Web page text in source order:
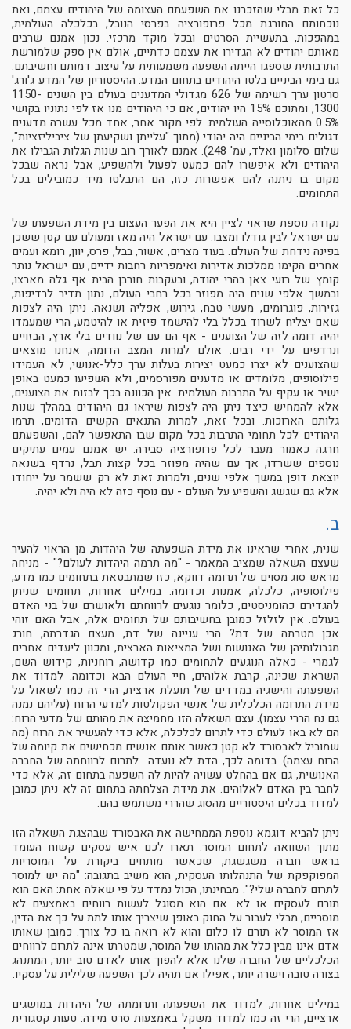
כל זאת מבלי שהזכרנו את השפעתם העצומה של היהודים עצמם, ואת
נוכחותם החורגת מכל פרופורציה בפרסי הנובל, בכלכלה העולמית,
במהפכות, בתעשיית הסרטים ובכל מוקד מרכזי. נכון אמנם שרבים
מאותם יהודים לא הגדירו את עצמם כדתיים, אולם אין ספק שלמורשת
התרבותית שספגו הייתה השפעה משמעותית על עיצוב דמותם וחשיבתם.
גם בימי הביניים בלטו היהודים בתחום המדע: ההיסטוריון של המדע ג'ורג'
סרטון ערך רשימה של 626 מגדולי המדענים בעולם בין השנים 1150-
1300, ומתוכם 15% היו יהודים, אם כי היהודים מנו אז לפי נתוניו בקושי
0.5% מהאוכלוסייה העולמית. לפי מקור אחר, אחד מכל עשרה מדענים
דגולים בימי הביניים היה יהודי (מתוך "עלייתן ושקיעתן של ציביליזציות",
שלום סלומון ואלד, עמ' 248). אמנם לאורך רוב שנות הגלות הגבילו את
היהודים ולא איפשרו להם כמעט לפעול ולהשפיע, אבל נראה שבכל
מקום בו ניתנה להם אפשרות כזו, הם התבלטו מיד כמובילים בכל
התחומים.
נקודה נוספת שראוי לציין היא את הפער העצום בין מידת השפעתו של
עם ישראל לבין גודלו ומצבו. עם ישראל היה מאז ומעולם עם קטן ששכן
בפינה נידחת של העולם. בעוד מצרים, אשור, בבל, פרס, יוון, רומא ועמים
אחרים הקימו ממלכות אדירות ואימפריות רחבות ידיים, עם ישראל נותר
קומץ של רועי צאן בהרי יהודה, ובעקבות חורבן הבית אף גלה מארצו,
ובמשך אלפי שנים היה מפוזר בכל רחבי העולם, נתון תדיר לרדיפות,
גזירות, פוגרומים, מעשי טבח, גירוש, אפליה ושנאה. ניתן היה לצפות
שאם יצליח לשרוד בכלל בלי להישמד פיזית או להיטמע, הרי שמעמדו
יהיה דומה לזה של הצוענים - אף הם עם של נוודים בלי ארץ, הבזויים
ונרדפים על ידי רבים. אולם למרות המצב הדומה, אנחנו מוצאים
שהצוענים לא יצרו כמעט יצירות בעלות ערך כלל-אנושי, לא העמידו
פילוסופים, מלומדים או מדענים מפורסמים, ולא השפיעו כמעט באופן
ישיר או עקיף על התרבות העולמית. אין הכוונה בכך לבזות את הצוענים,
אלא להמחיש כיצד ניתן היה לצפות שיראו גם היהודים במהלך שנות
גלותם הארוכות. ובכל זאת, למרות התנאים הקשים הדומים, תרמו
היהודים לכל תחומי התרבות בכל מקום שבו התאפשר להם, והשפעתם
חרגה כאמור מעבר לכל פרופורציה סבירה. יש אמנם עמים עתיקים
נוספים ששרדו, אך עם שהיה מפוזר בכל קצות תבל, נרדף בשנאה
יוצאת דופן במשך אלפי שנים, ולמרות זאת לא רק ששמר על ייחודו
אלא גם שגשג והשפיע על העולם - עם נוסף כזה לא היה ולא יהיה.
ב.
שנית, אחרי שראינו את מידת השפעתה של היהדות, מן הראוי להעיר
שעצם השאלה שמציב המאמר - "מה תרמה היהדות לעולם?" - מניחה
מראש סוג מסוים של תרומה דווקא, כזו שמתבטאת בתחומים כמו מדע,
פילוסופיה, כלכלה, אמנות וכדומה. במילים אחרות, תחומים שניתן
להגדירם כהומניסטים, כלומר נוגעים לרווחתם ולאושרם של בני האדם
בעולם. אין לזלזל כמובן בחשיבותם של תחומים אלה, אבל האם זוהי
אכן מטרתה של דת? הרי עניינה של דת, מעצם הגדרתה, חורג
מגבולותיהן של האנושות ושל המציאות הארצית, ומכוון ליעדים אחרים
לגמרי - כאלה הנוגעים לתחומים כמו קדושה, רוחניות, קידוש השם,
השראת שכינה, קרבת אלוהים, חיי העולם הבא וכדומה. למדוד את
השפעתה והישגיה במדדים של תועלת ארצית, הרי זה כמו לשאול על
מידת התרומה הכלכלית של אנשי הפקולטות למדעי הרוח (עליהם נמנה
גם נח הררי עצמו). עצם השאלה הזו מחמיצה את מהותם של מדעי הרוח:
הם לא באו לעולם כדי לתרום לכלכלה, אלא כדי להעשיר את הרוח (מה
שמוביל לאבסורד לא קטן כאשר אותם אנשים מכחישים את קיומה של
הרוח עצמה). בדומה לכך, הדת לא נועדה לתרום לרווחתה של החברה
האנושית, גם אם בהחלט עשויה להיות לה השפעה בתחום זה, אלא כדי
לחבר בין האדם לאלוהים. את מידת הצלחתה בתחום זה לא ניתן כמובן
למדוד בכלים היסטוריים מהסוג שהררי משתמש בהם.
ניתן להביא דוגמא נוספת הממחישה את האבסורד שבהצגת השאלה הזו
מתוך השוואה לתחום המוסר. תארו לכם איש עסקים קשוח העומד
בראש חברה משגשגת, שכאשר מותחים ביקורת על המוסריות
המפוקפקת של התנהלותו העסקית, הוא משיב בתגובה: "מה יש למוסר
לתרום לחברה שלי?". מבחינתו, הכול נמדד על פי שאלה אחת: האם הוא
תורם לעסקים או לא. אם הוא מסוגל לעשות רווחים באמצעים לא
מוסריים, מבלי לעבור על החוק באופן שיצריך אותו לתת על כך את הדין,
אז המוסר לא תורם לו כלום והוא לא רואה בו כל צורך. כמובן שאותו
אדם אינו מבין כלל את מהותו של המוסר, שמטרתו אינה לתרום לרווחים
הכלכליים של החברה שלנו אלא להפוך אותו לאדם טוב יותר, המתנהג
בצורה טובה וישרה יותר, אפילו אם תהיה לכך השפעה שלילית על עסקיו.
במילים אחרות, למדוד את השפעתה ותרומתה של היהדות במושגים
ארציים, הרי זה כמו למדוד משקל באמצעות סרט מידה: טעות קטגורית